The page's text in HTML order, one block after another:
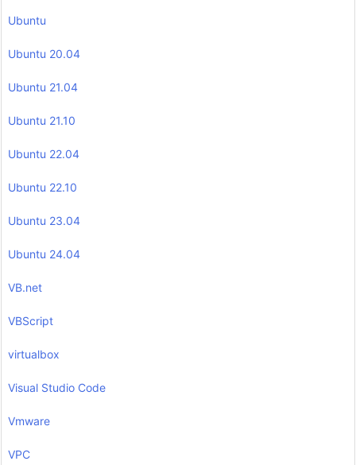
Ubuntu
Ubuntu 20.04
Ubuntu 21.04
Ubuntu 21.10
Ubuntu 22.04
Ubuntu 22.10
Ubuntu 23.04
Ubuntu 24.04
VB.net
VBScript
virtualbox
Visual Studio Code
Vmware
VPC